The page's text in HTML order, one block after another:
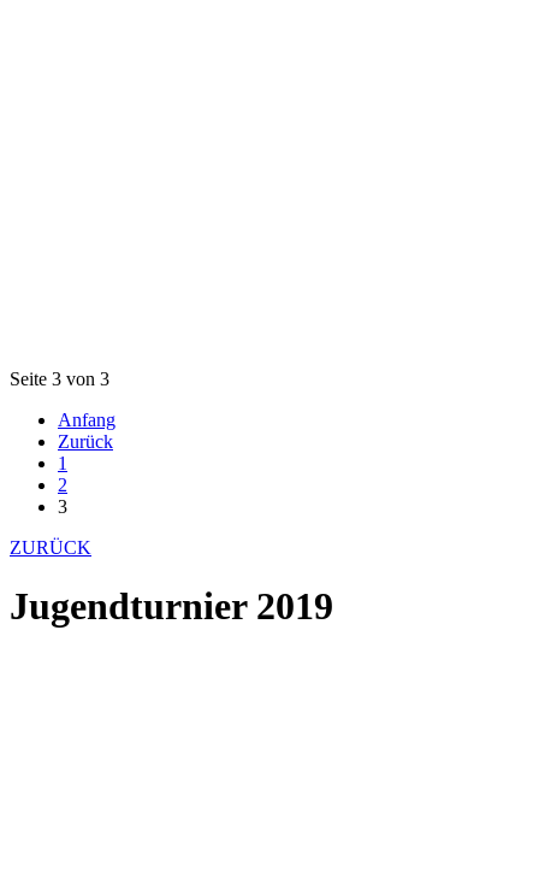
Seite 3 von 3
Anfang
Zurück
1
2
3
ZURÜCK
Jugendturnier 2019